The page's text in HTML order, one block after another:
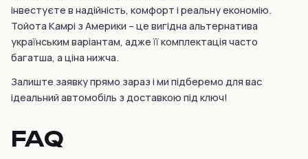
інвестуєте в надійність, комфорт і реальну економію.
Тойота Камрі з Америки – це вигідна альтернатива
українським варіантам, адже її комплектація часто
багатша, а ціна нижча.
Залиште заявку прямо зараз і ми підберемо для вас
ідеальний автомобіль з доставкою під ключ!
FAQ